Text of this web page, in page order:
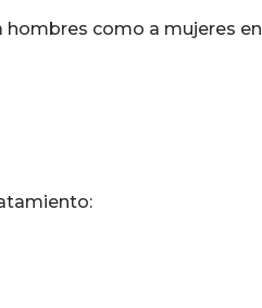
hombres como a mujeres en